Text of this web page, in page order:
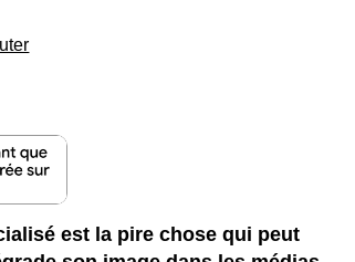
est la pire chose qui peut